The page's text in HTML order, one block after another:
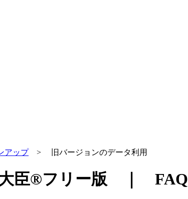
アップ> 旧バージョンのデータ利用
臣®フリー版 ｜ FAQ